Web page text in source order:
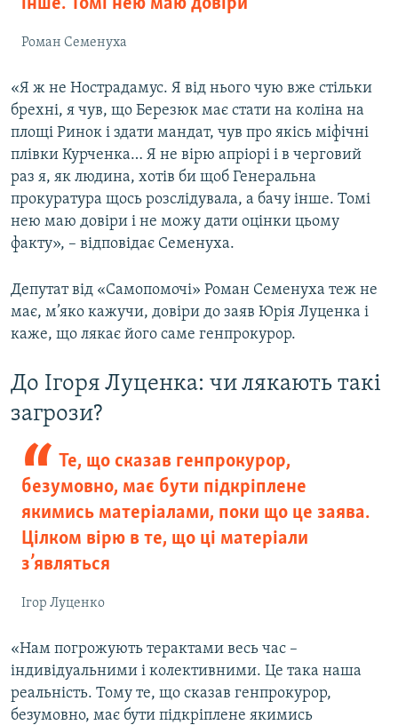
інше. Томі нею маю довіри
Роман Семенуха
«Я ж не Нострадамус. Я від нього чую вже стільки
брехні, я чув, що Березюк має стати на коліна на
площі Ринок і здати мандат, чув про якісь міфічні
плівки Курченка… Я не вірю апріорі і в черговий
раз я, як людина, хотів би щоб Генеральна
прокуратура щось розслідувала, а бачу інше. Томі
нею маю довіри і не можу дати оцінки цьому
факту», – відповідає Семенуха.
Депутат від «Самопомочі» Роман Семенуха теж не
має, м’яко кажучи, довіри до заяв Юрія Луценка і
каже, що лякає його саме генпрокурор.
До Ігоря Луценка: чи лякають такі
загрози?
Те, що сказав генпрокурор,
безумовно, має бути підкріплене
якимись матеріалами, поки що це заява.
Цілком вірю в те, що ці матеріали
з’являться
Ігор Луценко
«Нам погрожують терактами весь час –
індивідуальними і колективними. Це така наша
реальність. Тому те, що сказав генпрокурор,
безумовно, має бути підкріплене якимись